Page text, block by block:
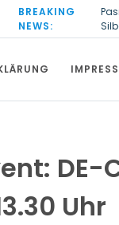
BREAKING
NEWS:
Uhr